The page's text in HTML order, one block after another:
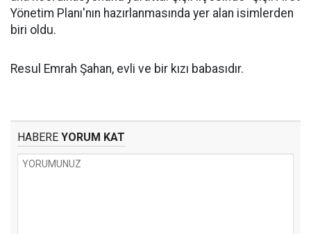
Yönetim Planı'nın hazırlanmasında yer alan isimlerden
biri oldu.
Resul Emrah Şahan, evli ve bir kızı babasıdır.
HABERE YORUM KAT